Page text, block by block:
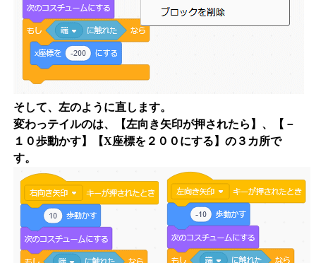
そして、左のように直します。
変わっテイルのは、【左向き矢印が押されたら】、【－
１０歩動かす】【X座標を２００にする】の３カ所で
す。